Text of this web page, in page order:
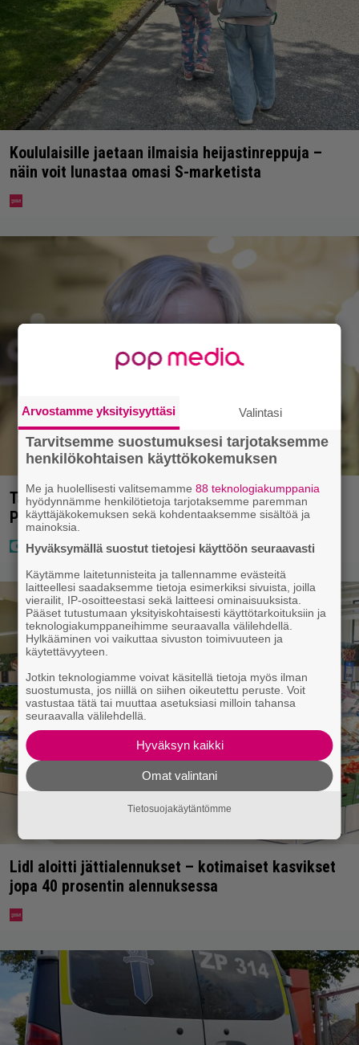
Koululaisille jaetaan ilmaisia heijastinreppuja –
näin voit lunastaa omasi S-marketista
Tältä näyttää Vappu Pimiän perhelomalla
Portugalissa – ”Kaunis mekko”
Lidl aloitti jättialennukset – kotimaiset kasvikset
jopa 40 prosentin alennuksessa
Arvostamme yksityisyyttäsi Valintasi
Tarvitsemme suostumuksesi tarjotaksemme
henkilökohtaisen käyttökokemuksen
Me ja huolellisesti valitsemamme88 teknologiakumppania
hyödynnämme henkilötietoja tarjotaksemme paremman
käyttäjäkokemuksen sekä kohdentaaksemme sisältöä ja
mainoksia.
Hyväksymällä suostut tietojesi käyttöön seuraavasti
Käytämme laitetunnisteita ja tallennamme evästeitä
laitteellesi saadaksemme tietoja esimerkiksi sivuista, joilla
vierailit, IP-osoitteestasi sekä laitteesi ominaisuuksista.
Pääset tutustumaan yksityiskohtaisesti käyttötarkoituksiin ja
teknologiakumppaneihimme seuraavalla välilehdellä.
Hylkääminen voi vaikuttaa sivuston toimivuuteen ja
käytettävyyteen.
Jotkin teknologiamme voivat käsitellä tietoja myös ilman
suostumusta, jos niillä on siihen oikeutettu peruste. Voit
vastustaa tätä tai muuttaa asetuksiasi milloin tahansa
seuraavalla välilehdellä.
Hyväksyn kaikki
Omat valintani
Tietosuojakäytäntömme